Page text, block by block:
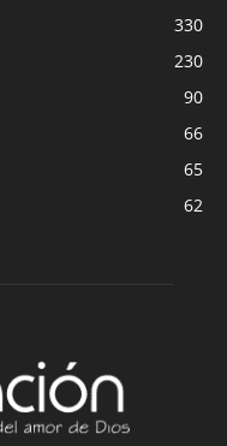
330
230
90
66
65
62